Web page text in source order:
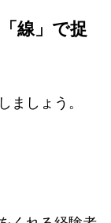
線」で捉
ましょう。